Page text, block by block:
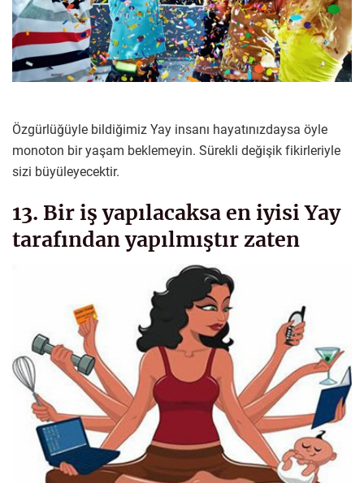
Özgürlüğüyle bildiğimiz Yay insanı hayatınızdaysa öyle
monoton bir yaşam beklemeyin. Sürekli değişik fikirleriyle
sizi büyüleyecektir.
13. Bir iş yapılacaksa en iyisi Yay
tarafından yapılmıştır zaten